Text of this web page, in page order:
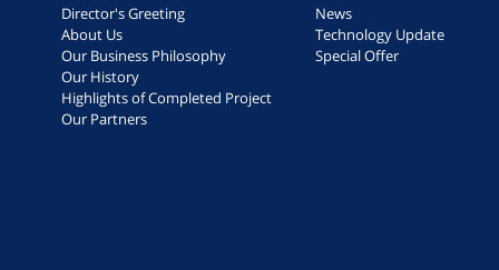
Director's Greeting
About Us
Our Business Philosophy
Our History
Highlights of Completed Project
Our Partners
News
Technology Update
Special Offer